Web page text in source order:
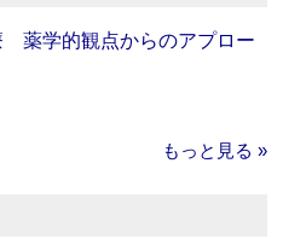
薬学的観点からのアプロー
もっと見る »